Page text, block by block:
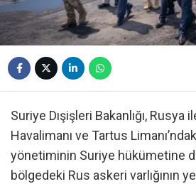
Suriye Dışişleri Bakanlığı, Rusya
Havalimanı ve Tartus
yönetiminin Suriye hükümetine
bölgedeki Rus askeri varlığının